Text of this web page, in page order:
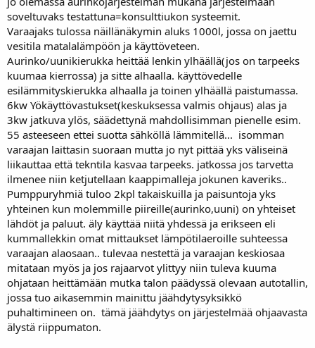
soveltuvaks testattuna=konsulttiukon systeemit.
Varaajaks tulossa näillänäkymin aluks 1000l, jossa on jaettu
vesitila matalalämpöön ja käyttöveteen.
Aurinko/uunikierukka heittää lenkin ylhäällä(jos on tarpeeks
kuumaa kierrossa) ja sitte alhaalla. käyttövedelle
esilämmityskierukka alhaalla ja toinen ylhäällä paistumassa.
6kw Yökäyttövastukset(keskuksessa valmis ohjaus) alas ja
3kw jatkuva ylös, säädettynä mahdollisimman pienelle esim.
55 asteeseen ettei suotta sähköllä lämmitellä... isomman
varaajan laittasin suoraan mutta jo nyt pittää yks väliseinä
liikauttaa että tekntila kasvaa tarpeeks. jatkossa jos tarvetta
ilmenee niin ketjutellaan kaappimalleja jokunen kaveriks..
Pumppuryhmiä tuloo 2kpl takaiskuilla ja paisuntoja yks
yhteinen kun molemmille piireille(aurinko,uuni) on yhteiset
lähdöt ja paluut. äly käyttää niitä yhdessä ja erikseen eli
kummallekkin omat mittaukset lämpötilaeroille suhteessa
varaajan alaosaan.. tulevaa nestettä ja varaajan keskiosaa
mitataan myös ja jos rajaarvot ylittyy niin tuleva kuuma
ohjataan heittämään mutka talon päädyssä olevaan autotallin,
jossa tuo aikasemmin mainittu jäähdytysyksikkö
puhaltimineen on. tämä jäähdytys on järjestelmää ohjaavasta
älystä riippumaton.